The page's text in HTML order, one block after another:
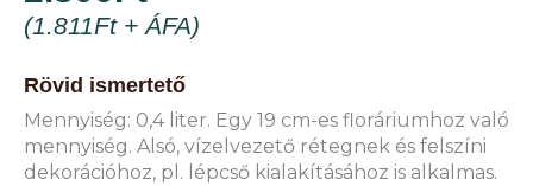
(1.811Ft+ ÁFA)
Rövid ismertető
Mennyiség: 0,4 liter. Egy 19 cm-es floráriumhoz való
mennyiség. Alsó, vízelvezető rétegnek és felszíni
dekorációhoz, pl. lépcső kialakításához is alkalmas.